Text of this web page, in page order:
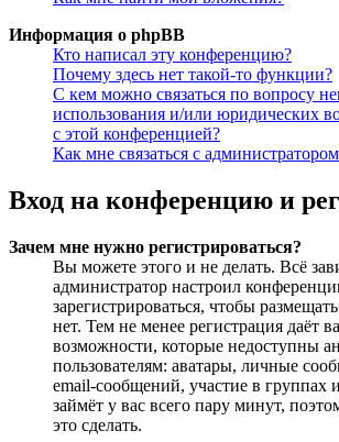
Информация о phpBB
Кто написал эту конференцию?
Почему здесь нет такой-то функции?
С кем можно связаться по вопросу
использования и/или юридических
с этой конференцией?
Как мне связаться с
Вход на конференцию и
Зачем мне нужно регистрироваться?
Вы можете этого и не делать. Всё
администратор настроил
зарегистрироваться, чтобы
нет. Тем не менее регистрация даёт
возможности, которые недоступны
пользователям: аватары, личные
email-сообщений, участие в группах
займёт у вас всего пару минут,
это сделать.